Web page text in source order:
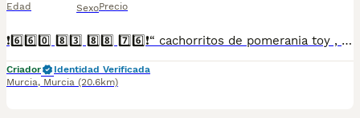
Edad SexoPrecio
❗6️⃣6️⃣0️⃣ 8️⃣3️⃣ 8️⃣8️⃣ 7️⃣6️⃣❗“ cachorritos de pomerania toy , entregamos vacunados desparasitados con cartilla veterinaria, microchip,pasaporte y contrato de garantia de compra..”
Criador
Identidad Verificada
Murcia, Murcia (20.6km)